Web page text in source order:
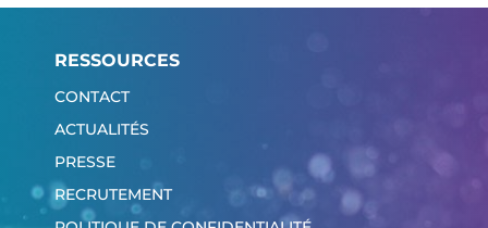
RESSOURCES
CONTACT
ACTUALITÉS
PRESSE
RECRUTEMENT